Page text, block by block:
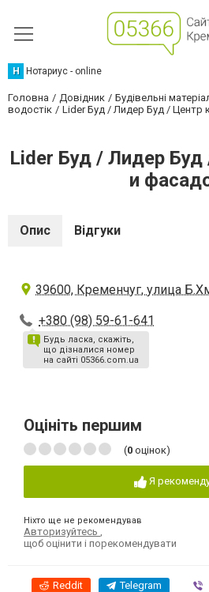
Н Нотариус - online
Головна Довідник Будівельні
водостік
Lider Буд / Лидер Буд / Центр
Lider Буд / Лидер Буд
и
Опис Відгуки
39600, Кременчуг, улица
+380 (98) 59-61-641
Будь ласка, скажіть,
що дізналися номер
на сайті 05366.com.ua
Оцініть першим
(0 оцінок)
Я
Ніхто ще не рекомендував
Авторизуйтесь
щоб оцінити і порекомендувати
Reddit Telegram